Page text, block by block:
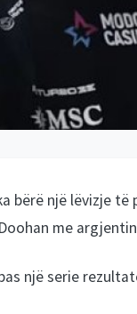
bërë një lëvizje
me
një serie